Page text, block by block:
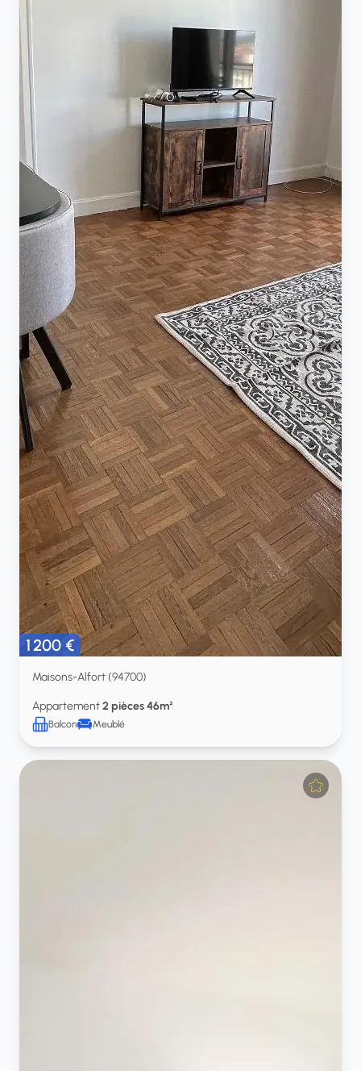
1 200 €
Maisons-Alfort (94700)
Appartement2 pièces 46m²
Balcon Meublé